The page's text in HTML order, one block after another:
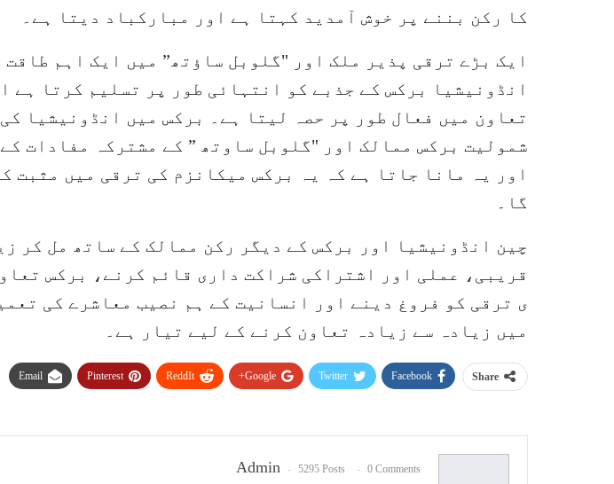
کا رکن بننے پر خوش آمدید کہتا ہے اور مبارکباد دیتا ہے۔
ایک بڑے ترقی پذیر ملک اور "گلوبل ساؤتھ” میں ایک اہم طاقت
انڈونیشیا برکس کے جذبے کو انتہائی طور پر تسلیم کرتا ہے
تعاون میں فعال طور پر حصہ لیتا ہے۔ برکس میں انڈونیشیا کی
شمولیت برکس ممالک اور "گلوبل ساوتھ ” کے مشترکہ مفادات
اور یہ مانا جاتا ہے کہ یہ برکس میکانزم کی ترقی میں مثبت
گا۔
چین انڈونیشیا اور برکس کے دیگر رکن ممالک کے ساتھ مل کر
قریبی، عملی اور اشتراکی شراکت داری قائم کرنے، برکس
ی ترقی کو فروغ دینے اور انسانیت کے ہم نصیب معاشرے کی
میں زیادہ سے زیادہ تعاون کرنے کے لیے تیار ہے۔
Share
Facebook
Twitter
Google+
ReddIt
Pinterest
Email
Admin 5295 Posts 0 Comments